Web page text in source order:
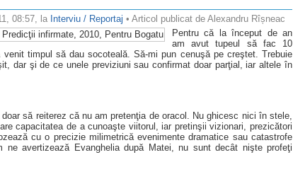
08:57, la Interviu / Reportaj • Articol publicat de Alexandru Rîșneac
Pentru că la început de an
am avut tupeul să fac 10
venit timpul să dau socoteală. Să-mi pun cenuşă pe creştet. Trebuie
dar şi de ce unele previziuni sau confirmat doar parţial, iar altele în
să reiterez că nu am pretenţia de oracol. Nu ghicesc nici în stele,
capacitatea de a cunoaşte viitorul, iar pretinşii vizionari, prezicători
cu o precizie milimetrică evenimente dramatice sau catastrofe
ne avertizează Evanghelia după Matei, nu sunt decât nişte profeţi